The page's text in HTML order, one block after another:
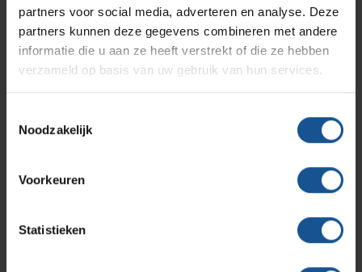
partners voor social media, adverteren en analyse. Deze
partners kunnen deze gegevens combineren met andere
informatie die u aan ze heeft verstrekt of die ze hebben
verzameld op basis van uw gebruik van hun services.
Noodzakelijk
Voorkeuren
Statistieken
Afvalinzamelaars, Cleanrooms, Laboratoria, Ziekenhuizen
en klinieken, Zorginstellingen
Breedte
490
825
RVS
Productlijnen
Assortiment
Onze merken
Hammerlit
Septodry
Contact
Ons team